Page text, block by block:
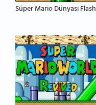
Süper Mario Dünyası Flash